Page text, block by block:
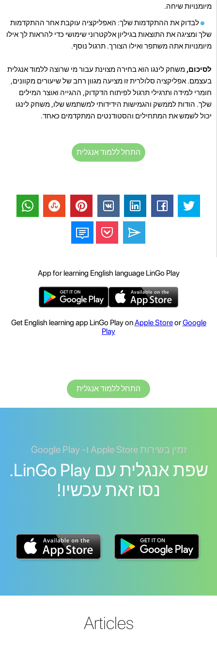
מיומנויות שיחה.
לבדוק את ההתקדמות שלך: האפליקציה עוקבת אחר ההתקדמות
שלך ומציגה את התוצאות בגיליון אלקטרוני שימושי כדי להראות לך אילו
מיומנויות אתה משתפר ואילו הצורך. תרגול נוסף.
לסיכום, משחק לינגו הוא בחירה מצוינת עבור מי שרוצה ללמוד אנגלית
בעצמם. אפליקציה סלולרית זו מציעה מגוון רחב של שיעורים מקוונים,
חומרי למידה ותרגילי תרגול לפיתוח הדקדוק, ההגייה ואוצר המילים
שלך. הודות לממשק והגמישות הידידותי למשתמש שלו, משחק לינגו
יכול לשמש את המתחילים והסטודנטים המתקדמים כאחד.
התחל ללמוד אנגלית
App for learning English language LinGo Play
Get English learning app LinGo Play onApple StoreorGoogle
Play
התחל ללמוד אנגלית
זמין בשירות Apple Store ו- Google Play
שפת אנגלית עם LinGo Play.
נסו זאת עכשיו!
Articles